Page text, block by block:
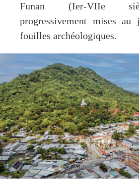
Funan (Ier-VIIe
progressivement mises
fouilles archéologiques.